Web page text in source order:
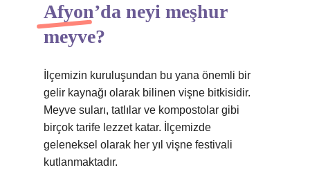
Afyon’da neyi meşhur
meyve?
İlçemizin kuruluşundan bu yana önemli bir
gelir kaynağı olarak bilinen vişne bitkisidir.
Meyve suları, tatlılar ve kompostolar gibi
birçok tarife lezzet katar. İlçemizde
geleneksel olarak her yıl vişne festivali
kutlanmaktadır.